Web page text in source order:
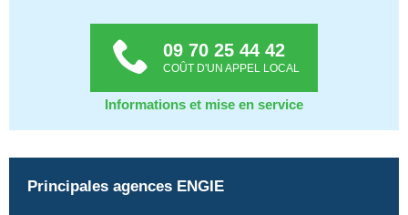
09 70 25 44 42
COÛT D'UN APPEL LOCAL
Informations et mise en service
Principales agences ENGIE